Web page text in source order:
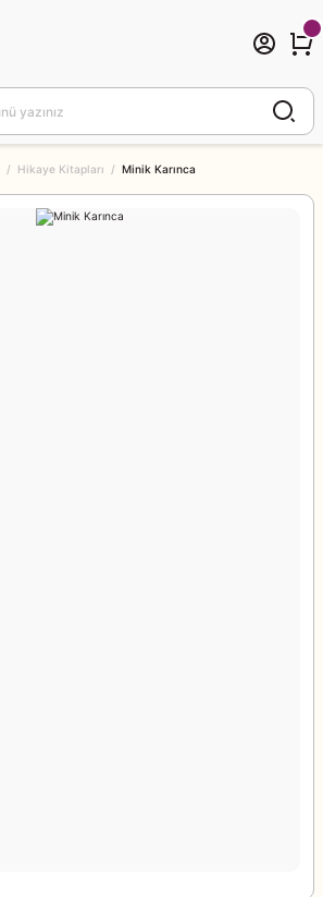
Hikaye Kitapları Minik Karınca